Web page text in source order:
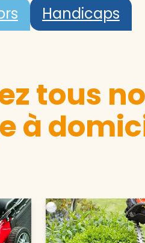
Handicaps
tous
à